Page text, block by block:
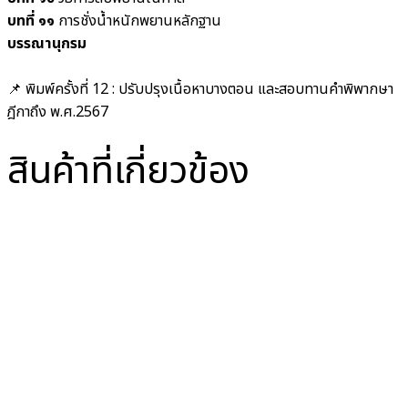
บทที่ ๑๑ การชั่งน้ำหนักพยานหลักฐาน
บรรณานุกรม
📌 พิมพ์ครั้งที่ 12 : ปรับปรุงเนื้อหาบางตอน และสอบทานคำพิพากษา
ฎีกาถึง พ.ศ.2567
สินค้าที่เกี่ยวข้อง